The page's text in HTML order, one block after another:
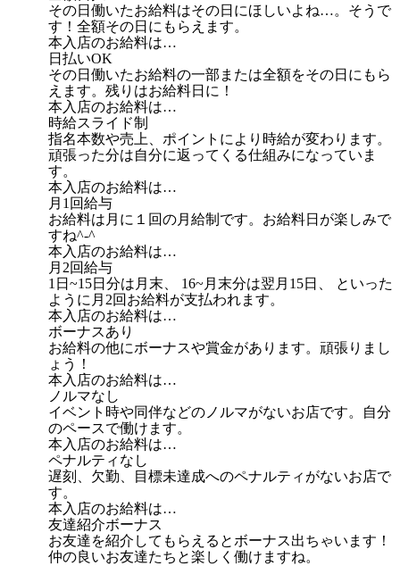
その日働いたお給料はその日にほしいよね…。そうで
す！全額その日にもらえます。
本入店のお給料は…
日払いOK
その日働いたお給料の一部または全額をその日にもら
えます。残りはお給料日に！
本入店のお給料は…
時給スライド制
指名本数や売上、ポイントにより時給が変わります。
頑張った分は自分に返ってくる仕組みになっていま
す。
本入店のお給料は…
月1回給与
お給料は月に１回の月給制です。お給料日が楽しみで
すね^-^
本入店のお給料は…
月2回給与
1日~15日分は月末、 16~月末分は翌月15日、 といった
ように月2回お給料が支払われます。
本入店のお給料は…
ボーナスあり
お給料の他にボーナスや賞金があります。頑張りまし
ょう！
本入店のお給料は…
ノルマなし
イベント時や同伴などのノルマがないお店です。自分
のペースで働けます。
本入店のお給料は…
ペナルティなし
遅刻、欠勤、目標未達成へのペナルティがないお店で
す。
本入店のお給料は…
友達紹介ボーナス
お友達を紹介してもらえるとボーナス出ちゃいます！
仲の良いお友達たちと楽しく働けますね。